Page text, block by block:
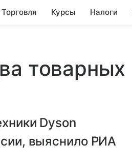
Торговля Курсы Налоги
товарных
Dyson
выяснило РИА